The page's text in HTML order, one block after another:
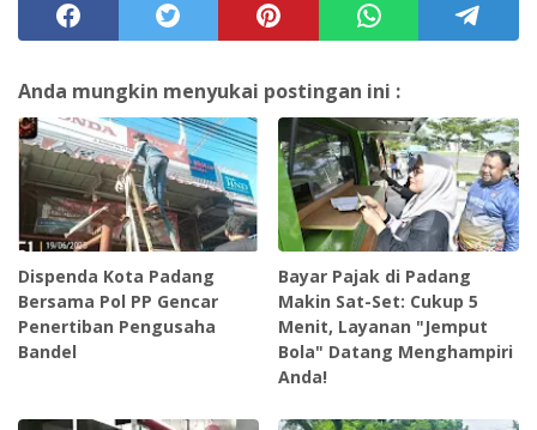
Anda mungkin menyukai postingan ini :
Dispenda Kota Padang
Bersama Pol PP Gencar
Penertiban Pengusaha
Bandel
Bayar Pajak di Padang
Makin Sat-Set: Cukup 5
Menit, Layanan "Jemput
Bola" Datang Menghampiri
Anda!